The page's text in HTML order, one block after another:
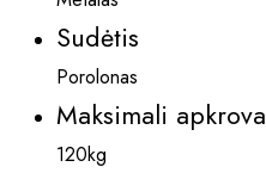
Sudėtis
Porolonas
Maksimali apkrova
120kg